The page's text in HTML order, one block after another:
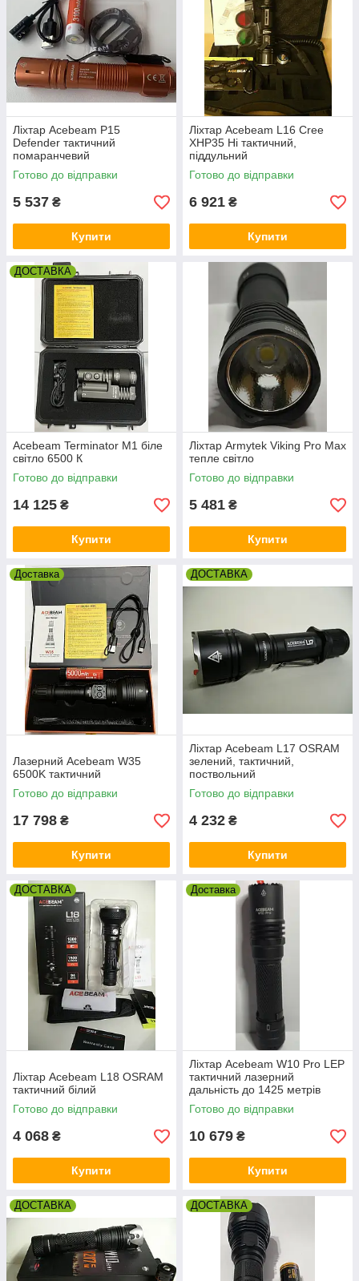
Ліхтар Acebeam P15
Defender тактичний
помаранчевий
Готово до відправки
5 537 ₴
Купити
Ліхтар Acebeam L16 Cree
XHP35 Hi тактичний,
піддульний
Готово до відправки
6 921 ₴
Купити
ДОСТАВКА
Acebeam Terminator M1 біле
світло 6500 К
Готово до відправки
14 125 ₴
Купити
Ліхтар Armytek Viking Pro Max
тепле світло
Готово до відправки
5 481 ₴
Купити
Доставка
Лазерний Acebeam W35
6500K тактичний
Готово до відправки
17 798 ₴
Купити
ДОСТАВКА
Ліхтар Acebeam L17 OSRAM
зелений, тактичний,
поствольний
Готово до відправки
4 232 ₴
Купити
ДОСТАВКА
Ліхтар Acebeam L18 OSRAM
тактичний білий
Готово до відправки
4 068 ₴
Купити
Доставка
Ліхтар Acebeam W10 Pro LEP
тактичний лазерний
дальність до 1425 метрів
Готово до відправки
10 679 ₴
Купити
ДОСТАВКА ДОСТАВКА